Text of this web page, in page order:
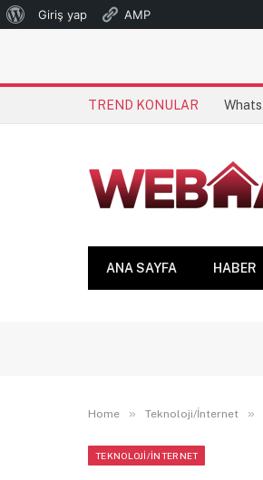
WordPress
Giriş yap AMP
TREND KONULAR
ANA SAYFA HABER
Home » Teknoloji/İnternet »
TEKNOLOJI/İNTERNET